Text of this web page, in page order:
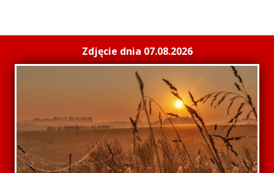
Zdjęcie dnia 07.08.2026